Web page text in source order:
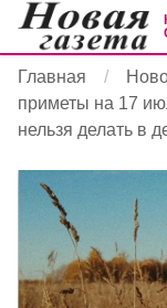
Главная
приметы на 17
нельзя делать в